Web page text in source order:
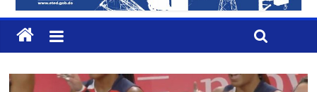
Educación